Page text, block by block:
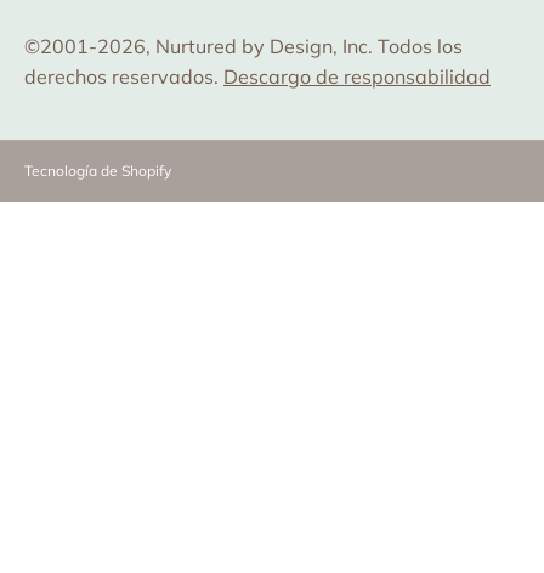
©2001-2026, Nurtured by Design, Inc. Todos los
derechos reservados. Descargo de responsabilidad
Tecnología de Shopify